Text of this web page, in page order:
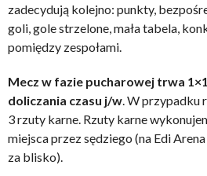
zadecydują kolejno: punkty,
goli, gole strzelone, mała tabela,
pomiędzy zespołami.
Mecz w fazie pucharowej trwa
doliczania czasu j/w . W przypadku
3 rzuty karne. Rzuty karne
miejsca przez sędziego (na Edi
za blisko).